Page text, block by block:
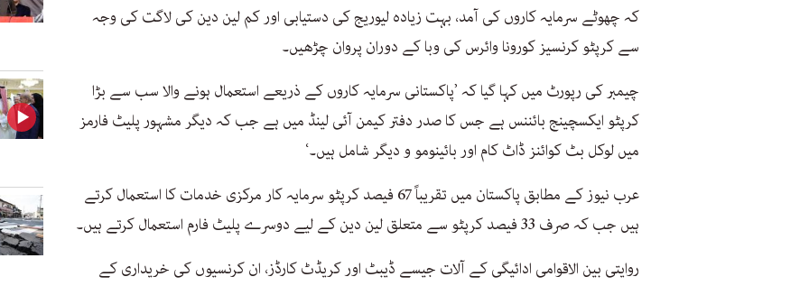
کہ چھوٹے سرمایہ کاروں کی آمد، بہت زیادہ لیوریج کی دستیابی اور کم لین دین کی لاگت کی وجہ
سے کرپٹو کرنسیز کورونا وائرس کی وبا کے دوران پروان چڑھیں۔
چیمبر کی رپورٹ میں کہا گیا کہ ’پاکستانی سرمایہ کاروں کے ذریعے استعمال ہونے والا سب سے بڑا
کرپٹو ایکسچینج بائننس ہے جس کا صدر دفتر کیمن آئی لینڈ میں ہے جب کہ دیگر مشہور پلیٹ فارمز
میں لوکل بٹ کوائنز ڈاٹ کام اور بائینومو و دیگر شامل ہیں۔‘
عرب نیوز کے مطابق پاکستان میں تقریباً 67 فیصد کرپٹو سرمایہ کار مرکزی خدمات کا استعمال کرتے
ہیں جب کہ صرف 33 فیصد کرپٹو سے متعلق لین دین کے لیے دوسرے پلیٹ فارم استعمال کرتے ہیں۔
روایتی بین الاقوامی ادائیگی کے آلات جیسے ڈیبٹ اور کریڈٹ کارڈز، ان کرنسیوں کی خریداری کے